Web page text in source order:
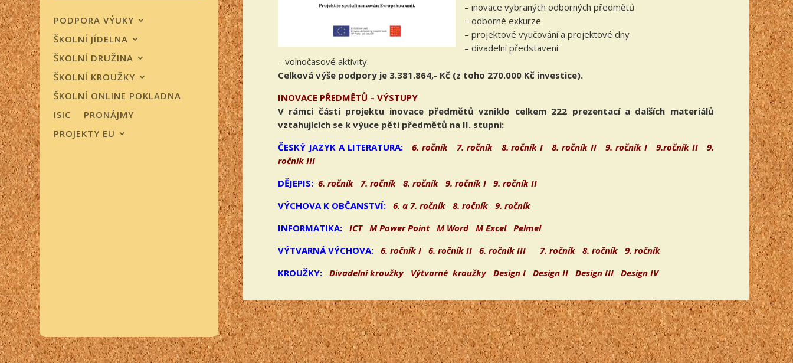
PODPORA VÝUKY
ŠKOLNÍ JÍDELNA
ŠKOLNÍ DRUŽINA
ŠKOLNÍ KROUŽKY
ŠKOLNÍ ONLINE POKLADNA
ISIC
PRONÁJMY
PROJEKTY EU
– inovace vybraných odborných předmětů
– odborné exkurze
– projektové vyučování a projektové dny
– divadelní představení
– volnočasové aktivity.
Celková výše podpory je 3.381.864,- Kč (z toho 270.000 Kč investice).
INOVACE PŘEDMĚTŮ – VÝSTUPY
V rámci části projektu inovace předmětů vzniklo celkem 222 prezentací a dalších materiálů
vztahujících se k výuce pěti předmětů na II. stupni:
ČESKÝ JAZYK A LITERATURA:
6. ročník 7. ročník 8. ročník I 8. ročník II 9. ročník I 9.ročník II
9.
ročník III
DĚJEPIS: 6. ročník 7. ročník 8. ročník 9. ročník I
9. ročník II
VÝCHOVA K OBČANSTVÍ:
6. a 7. ročník 8. ročník
9. ročník
INFORMATIKA:
ICT M Power Point M Word M Excel Pelmel
VÝTVARNÁ VÝCHOVA:
6. ročník I 6. ročník II 6. ročník III 7. ročník 8. ročník
9. ročník
KROUŽKY:
Divadelní kroužky Výtvarné kroužky Design I Design II Design III Design IV